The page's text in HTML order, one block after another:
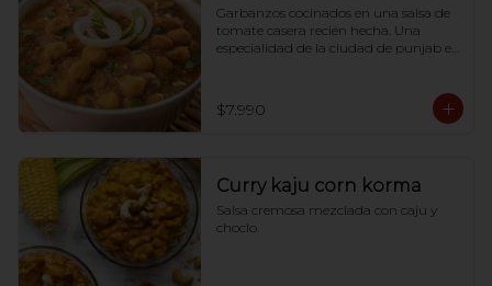
Garbanzos cocinados en una salsa de
tomate casera recién hecha. Una
especialidad de la ciudad de punjab en
$7.990
Curry kaju corn korma
Salsa cremosa mezclada con caju y
choclo.